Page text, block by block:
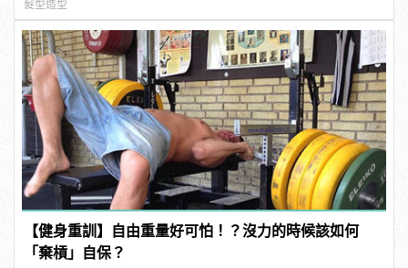
髮型造型
【健身重訓】自由重量好可怕！？沒力的時候該如何
「棄槓」自保？